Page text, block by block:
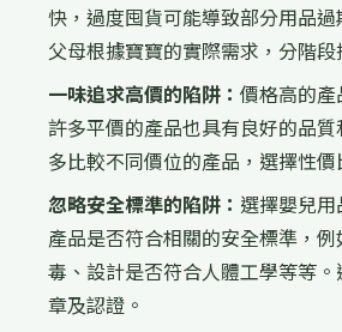
快，過度囤貨可能導致部分用品
父母根據寶寶的實際需求，分階段
一味追求高價的陷阱： 價格高的產
許多平價的產品也具有良好的品
多比較不同價位的產品，選擇性價
忽略安全標準的陷阱： 選擇嬰兒
產品是否符合相關的安全標準，
毒、設計是否符合人體工學等等
章及認證。